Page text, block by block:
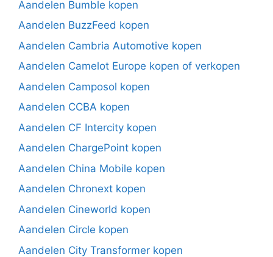
Aandelen Bumble kopen
Aandelen BuzzFeed kopen
Aandelen Cambria Automotive kopen
Aandelen Camelot Europe kopen of verkopen
Aandelen Camposol kopen
Aandelen CCBA kopen
Aandelen CF Intercity kopen
Aandelen ChargePoint kopen
Aandelen China Mobile kopen
Aandelen Chronext kopen
Aandelen Cineworld kopen
Aandelen Circle kopen
Aandelen City Transformer kopen